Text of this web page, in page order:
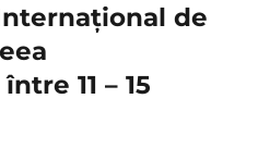
de
11 – 15